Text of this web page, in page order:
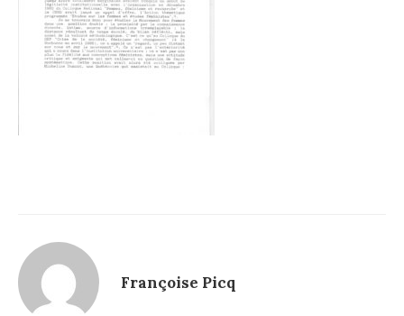
Françoise Picq